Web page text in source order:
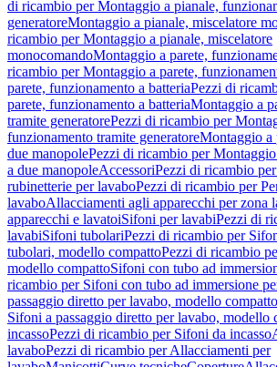
di ricambio per Montaggio a pianale,
generatoreMontaggio a pianale, miscelatore
ricambio per Montaggio a pianale, miscelatore
monocomandoMontaggio a parete,
ricambio per Montaggio a parete,
parete, funzionamento a batteriaPezzi di
parete, funzionamento a batteriaMontaggio a
tramite generatorePezzi di ricambio per
funzionamento tramite generatoreMontaggio a
due manopolePezzi di ricambio per
a due manopoleAccessoriPezzi di ricambio
rubinetterie per lavaboPezzi di ricambio per
lavaboAllacciamenti agli apparecchi per zona
apparecchi e lavatoiSifoni per lavabiPezzi di
lavabiSifoni tubolariPezzi di ricambio per
tubolari, modello compattoPezzi di ricambio
modello compattoSifoni con tubo ad
ricambio per Sifoni con tubo ad immersione
passaggio diretto per lavabo, modello compatto
Sifoni a passaggio diretto per lavabo, modello
incassoPezzi di ricambio per Sifoni da incasso
lavaboPezzi di ricambio per Allacciamenti per